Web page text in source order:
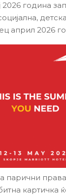
година
април 2026
парични
картичка